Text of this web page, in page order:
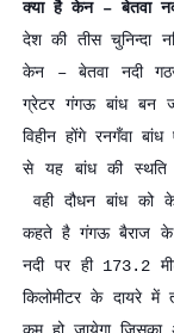
क्या है केन – बेतवा
देश की तीस चुनिन्दा
केन – बेतवा नदी
ग्रेटर गंगऊ बांध बन
विहीन होंगे रनगँवा
से यह बांध की स्थति
वही दौधन बांध को
कहते है गंगऊ बैराज के
नदी पर ही 173.2
किलोमीटर के दायरे